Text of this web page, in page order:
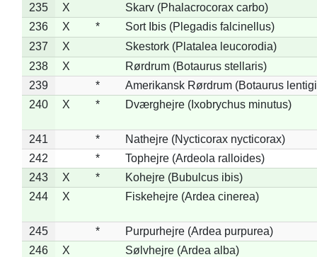
235
X
Skarv (Phalacrocorax carbo)
236
X *
Sort Ibis (Plegadis falcinellus)
237
X
Skestork (Platalea leucorodia)
238
X
Rørdrum (Botaurus stellaris)
239
*
Amerikansk Rørdrum (Botaurus
240
X * Dværghejre (Ixobrychus minutus)
241 *
Nathejre (Nycticorax nycticorax)
242
*
Tophejre (Ardeola ralloides)
243
X *
Kohejre (Bubulcus ibis)
244
X Fiskehejre (Ardea cinerea)
245 *
Purpurhejre (Ardea purpurea)
246
X
Sølvhejre (Ardea alba)